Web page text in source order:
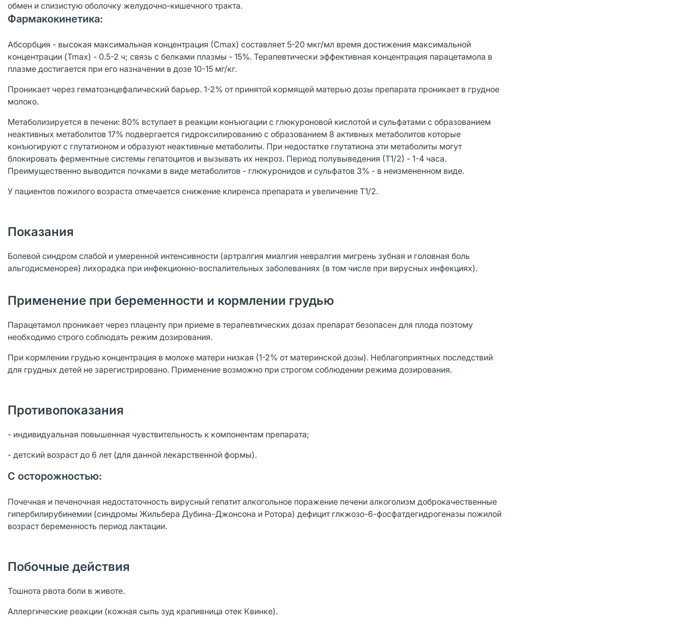
обмен и слизистую оболочку желудочно-кишечного тракта.
Фармакокинетика:
Абсорбция - высокая максимальная концентрация (Сmах) составляет 5-20 мкг/мл время достижения максимальной
концентрации (Tmax) - 0.5-2 ч; связь с белками плазмы - 15%. Терапевтически эффективная концентрация парацетамола в
плазме достигается при его назначении в дозе 10-15 мг/кг.
Проникает через гематоэнцефалический барьер. 1-2% от принятой кормящей матерью дозы препарата проникает в грудное
молоко.
Метаболизируется в печени: 80% вступает в реакции конъюгации с глюкуроновой кислотой и сульфатами с образованием
неактивных метаболитов 17% подвергается гидроксилированию с образованием 8 активных метаболитов которые
конъюгируют с глутатионом и образуют неактивные метаболиты. При недостатке глутатиона эти метаболиты могут
блокировать ферментные системы гепатоцитов и вызывать их некроз. Период полувыведения (Т1/2) - 1-4 часа.
Преимущественно выводится почками в виде метаболитов - глюкуронидов и сульфатов 3% - в неизмененном виде.
У пациентов пожилого возраста отмечается снижение клиренса препарата и увеличение Т1/2.
Показания
Болевой синдром слабой и умеренной интенсивности (артралгия миалгия невралгия мигрень зубная и головная боль
альгодисменорея) лихорадка при инфекционно-воспалительных заболеваниях (в том числе при вирусных инфекциях).
Применение при беременности и кормлении грудью
Парацетамол проникает через плаценту при приеме в терапевтических дозах препарат безопасен для плода поэтому
необходимо строго соблюдать режим дозирования.
При кормлении грудью концентрация в молоке матери низкая (1-2% от материнской дозы). Неблагоприятных последствий
для грудных детей не зарегистрировано. Применение возможно при строгом соблюдении режима дозирования.
Противопоказания
- индивидуальная повышенная чувствительность к компонентам препарата;
- детский возраст до 6 лет (для данной лекарственной формы).
С осторожностью:
Почечная и печеночная недостаточность вирусный гепатит алкогольное поражение печени алкоголизм доброкачественные
гипербилирубинемии (синдромы Жильбера Дубина-Джонсона и Ротора) дефицит глкжозо-6-фосфатдегидрогеназы пожилой
возраст беременность период лактации.
Побочные действия
Тошнота рвота боли в животе.
Аллергические реакции (кожная сыпь зуд крапивница отек Квинке).